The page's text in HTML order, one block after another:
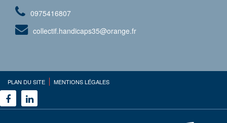
0975416807
collectif.handicaps35@orange.fr
PLAN DU SITE MENTIONS LÉGALES